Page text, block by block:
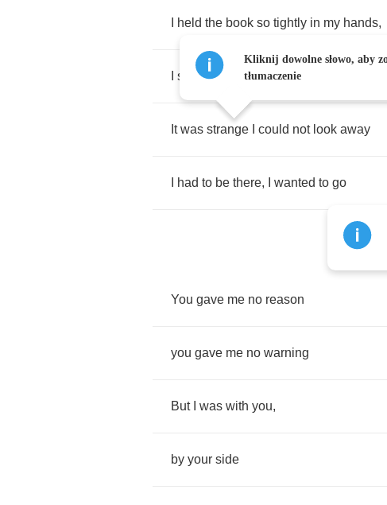
held the book so tightly in my hands,
saw your picture,heard
It was strange could not look away
had to be there, wanted to go
You gave me no reason
you gave me no warning
But was with you,
by your side
Kliknij dowolne słowo, aby
tłumaczenie